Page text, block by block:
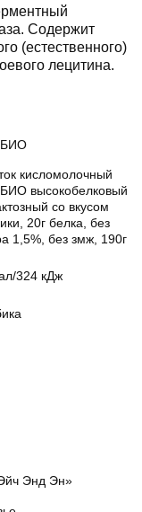
Содержит
(естественного)
лецитина.
кисломолочный
высокобелковый
со вкусом
20г белка, без
1,5%, без змж, 190г
324 кДж
Энд Эн»